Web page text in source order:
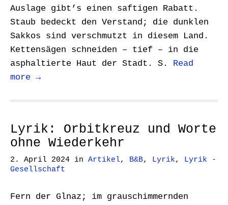
Auslage gibt’s einen saftigen Rabatt.
Staub bedeckt den Verstand; die dunklen
Sakkos sind verschmutzt in diesem Land.
Kettensägen schneiden – tief – in die
asphaltierte Haut der Stadt. S. Read
more →
Lyrik: Orbitkreuz und Worte
ohne Wiederkehr
2. April 2024 in Artikel, B&B, Lyrik, Lyrik -
Gesellschaft
Fern der Glnaz; im grauschimmernden